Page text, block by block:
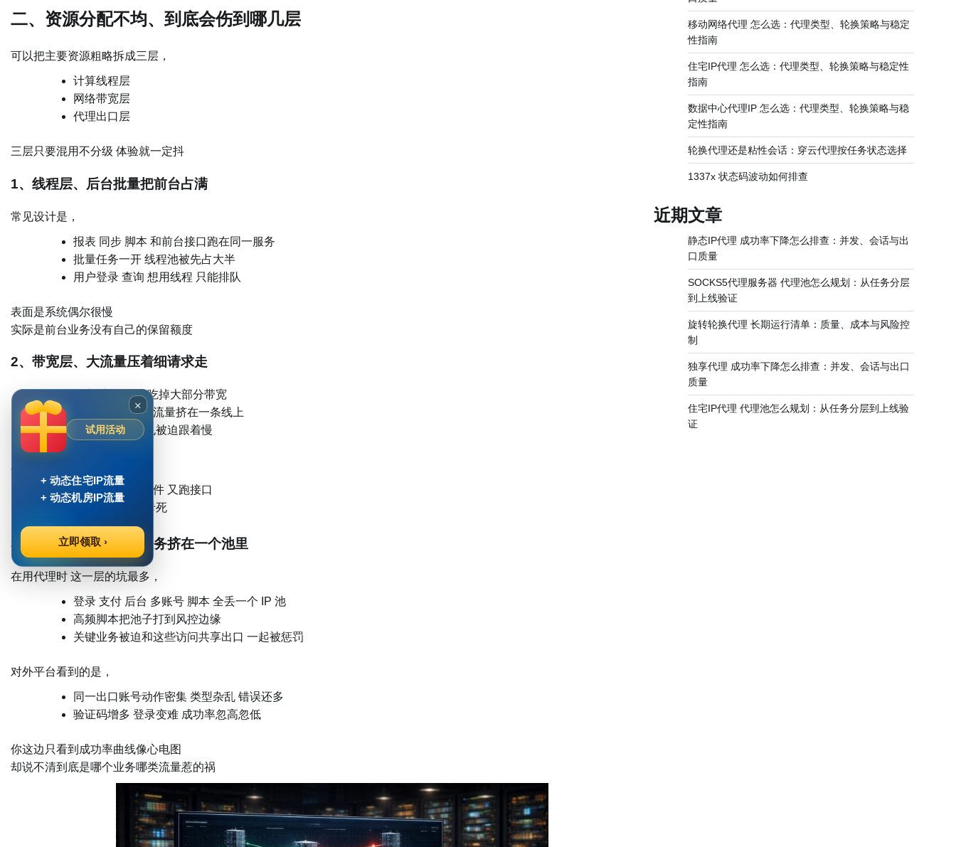
二、资源分配不均、到底会伤到哪几层
可以把主要资源粗略拆成三层，
计算线程层
网络带宽层
代理出口层
三层只要混用不分级 体验就一定抖
1、线程层、后台批量把前台占满
常见设计是，
报表 同步 脚本 和前台接口跑在同一服务
批量任务一开 线程池被先占大半
用户登录 查询 想用线程 只能排队
表面是系统偶尔很慢
实际是前台业务没有自己的保留额度
2、带宽层、大流量压着细请求走
导出 上传 同步吃掉大部分带宽
接口请求和这些流量挤在一条线上
只查一条数据 也被迫跟着慢
一条出口既跑文件 又跑接口
一旦高峰 同时卡死
3、代理出口层、所有业务挤在一个池里
在用代理时 这一层的坑最多，
登录 支付 后台 多账号 脚本 全丢一个 IP 池
高频脚本把池子打到风控边缘
关键业务被迫和这些访问共享出口 一起被惩罚
对外平台看到的是，
同一出口账号动作密集 类型杂乱 错误还多
验证码增多 登录变难 成功率忽高忽低
你这边只看到成功率曲线像心电图
却说不清到底是哪个业务哪类流量惹的祸
移动网络代理 怎么选：代理类型、轮换策略与稳定
性指南
住宅IP代理 怎么选：代理类型、轮换策略与稳定性
指南
数据中心代理IP 怎么选：代理类型、轮换策略与稳
定性指南
轮换代理还是粘性会话：穿云代理按任务状态选择
1337x 状态码波动如何排查
近期文章
静态IP代理 成功率下降怎么排查：并发、会话与出
口质量
SOCKS5代理服务器 代理池怎么规划：从任务分层
到上线验证
旋转轮换代理 长期运行清单：质量、成本与风险控
制
独享代理 成功率下降怎么排查：并发、会话与出口
质量
住宅IP代理 代理池怎么规划：从任务分层到上线验
证
×
试用活动
+ 动态住宅IP流量
+ 动态机房IP流量
立即领取 ›